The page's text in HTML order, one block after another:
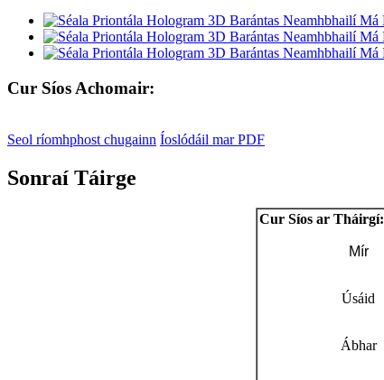
Cur Síos Achomair:
Seol ríomhphost chugainn Íoslódáil mar PDF
Sonraí Táirge
Cur Síos ar Tháirgí:
Mír
Úsáid
Ábhar